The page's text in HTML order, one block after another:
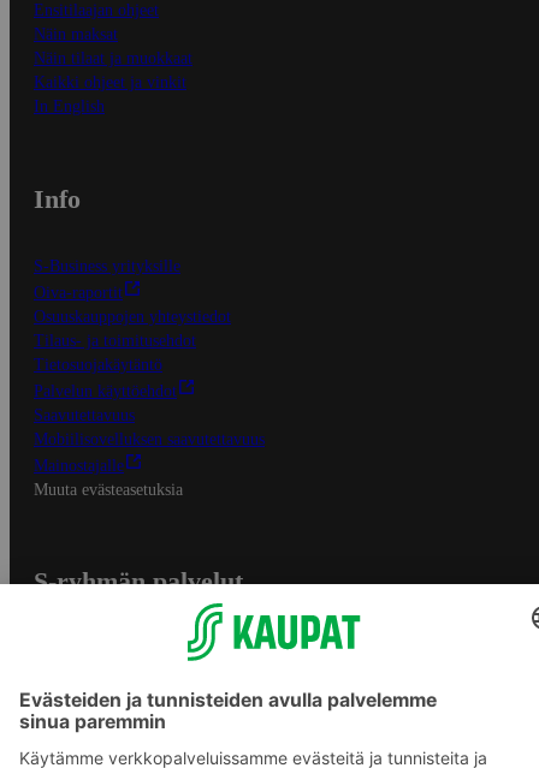
Ensitilaajan ohjeet
Näin maksat
Näin tilaat ja muokkaat
Kaikki ohjeet ja vinkit
In English
Info
S-Business yrityksille
Oiva-raportit
Osuuskauppojen yhteystiedot
Tilaus- ja toimitusehdot
Tietosuojakäytäntö
Palvelun käyttöehdot
Saavutettavuus
Mobiilisovelluksen saavutettavuus
Mainostajalle
Muuta evästeasetuksia
S-ryhmän palvelut
Yhteishyvä Ruoka -sovellus
S-ostoslista -sovellus
Prisma.fi